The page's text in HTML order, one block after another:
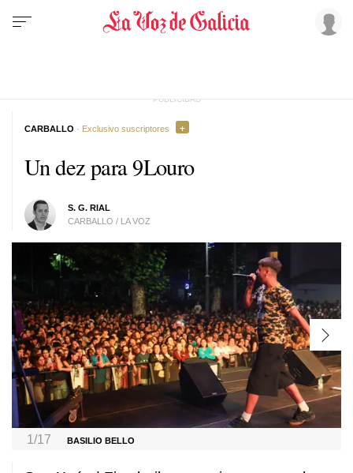
Un dez para 9Louro
S. G. RIAL
CARBALLO / LA VOZ
CARBALLO · Exclusivo suscriptores
1/17 BASILIO BELLO